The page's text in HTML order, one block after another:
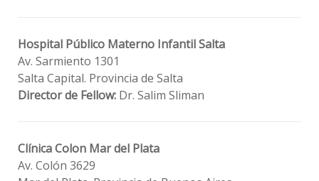
Hospital Público Materno Infantil Salta
Av. Sarmiento 1301
Salta Capital. Provincia de Salta
Director de Fellow: Dr. Salim Sliman
Clínica Colon Mar del Plata
Av. Colón 3629